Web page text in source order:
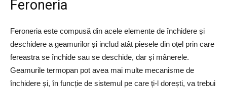
Feroneria
Feroneria este compusă din acele elemente de închidere și
deschidere a geamurilor și includ atât piesele din oțel prin care
fereastra se închide sau se deschide, dar și mânerele.
Geamurile termopan pot avea mai multe mecanisme de
închidere și, în funcție de sistemul pe care ți-l dorești, va trebui